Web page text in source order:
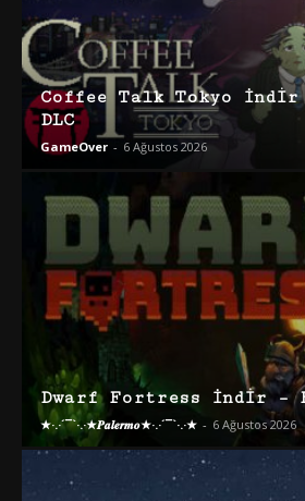
Coffee Talk Tokyo İndir
DLC
GameOver - 6 Ağustos 2026
Dwarf Fortress İndir –
★·.·´¯`·.·★𝑷𝒂𝒍𝒆𝒓𝒎𝒐★·.·´¯`·.·★ - 6 Ağustos 2026